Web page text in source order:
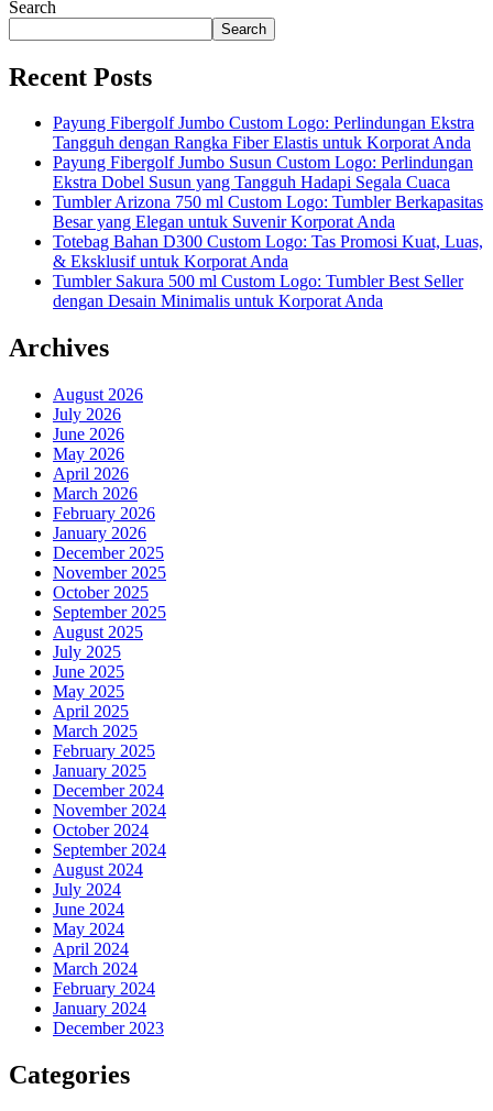
Search
Search
Recent Posts
Payung Fibergolf Jumbo Custom Logo: Perlindungan Ekstra
Tangguh dengan Rangka Fiber Elastis untuk Korporat Anda
Payung Fibergolf Jumbo Susun Custom Logo: Perlindungan
Ekstra Dobel Susun yang Tangguh Hadapi Segala Cuaca
Tumbler Arizona 750 ml Custom Logo: Tumbler Berkapasitas
Besar yang Elegan untuk Suvenir Korporat Anda
Totebag Bahan D300 Custom Logo: Tas Promosi Kuat, Luas,
& Eksklusif untuk Korporat Anda
Tumbler Sakura 500 ml Custom Logo: Tumbler Best Seller
dengan Desain Minimalis untuk Korporat Anda
Archives
August 2026
July 2026
June 2026
May 2026
April 2026
March 2026
February 2026
January 2026
December 2025
November 2025
October 2025
September 2025
August 2025
July 2025
June 2025
May 2025
April 2025
March 2025
February 2025
January 2025
December 2024
November 2024
October 2024
September 2024
August 2024
July 2024
June 2024
May 2024
April 2024
March 2024
February 2024
January 2024
December 2023
Categories